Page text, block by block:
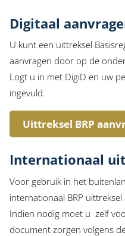
Digitaal
U kunt een uittreksel
aanvragen door op de
Logt u in met DigiD en uw
ingevuld.
Uittreksel BRP
Internationaal
Voor gebruik in het
internationaal BRP uittreksel
Indien nodig moet u zelf
document zorgen volgens